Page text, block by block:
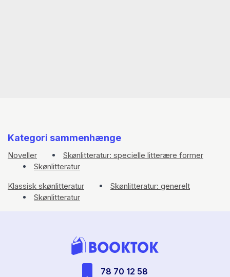
Kategori sammenhænge
Noveller
Skønlitteratur: specielle litterære former
Skønlitteratur
Klassisk skønlitteratur
Skønlitteratur: generelt
Skønlitteratur
78 70 12 58